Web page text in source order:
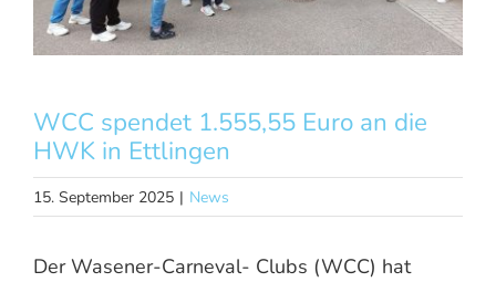
AKTUELLES
KONTAKT
JOBS
WCC spendet 1.555,55 Euro an die
HWK in Ettlingen
15. September 2025 | News
Der Wasener-Carneval- Clubs (WCC) hat